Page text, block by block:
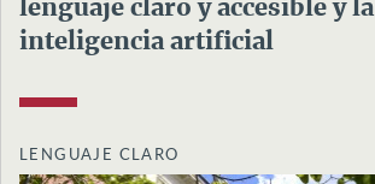
lenguaje claro y accesible y la
inteligencia artificial
LENGUAJE CLARO